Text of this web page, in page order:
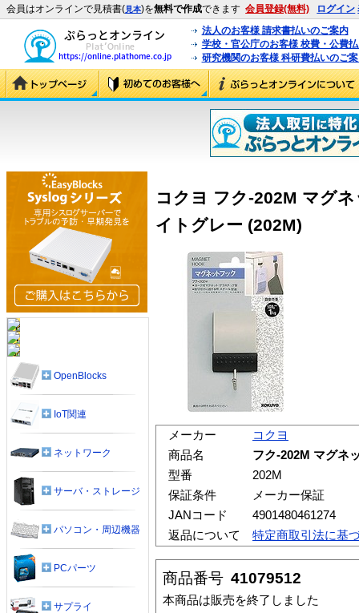
会員はオンラインで見積書(見本)を無料で作成できます 会員登録(無料) ログイン
法人のお客様 請求書払いのご案内
学校・官公庁のお客様 校費・公費
研究機関のお客様 科研費払いのご
コクヨ フク-202M マグ
イトグレー (202M)
メーカー
コクヨ
商品名
フク-202M マグネ
型番
202M
保証条件
メーカー保証
JANコード
4901480461274
返品について
特定商取引法に基
商品番号 41079512
本商品は販売を終了しました
OpenBlocks
IoT関連
ネットワーク
サーバ・ストレージ
パソコン・周辺機器
PCパーツ
サプライ